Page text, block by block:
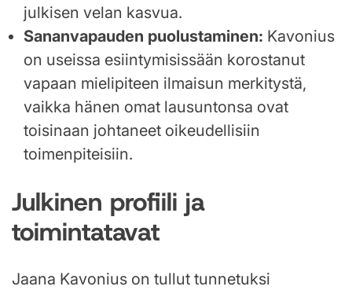
julkisen velan kasvua.
Sananvapauden puolustaminen: Kavonius
on useissa esiintymisissään korostanut
vapaan mielipiteen ilmaisun merkitystä,
vaikka hänen omat lausuntonsa ovat
toisinaan johtaneet oikeudellisiin
toimenpiteisiin.
Julkinen profiili ja
toimintatavat
Jaana Kavonius on tullut tunnetuksi